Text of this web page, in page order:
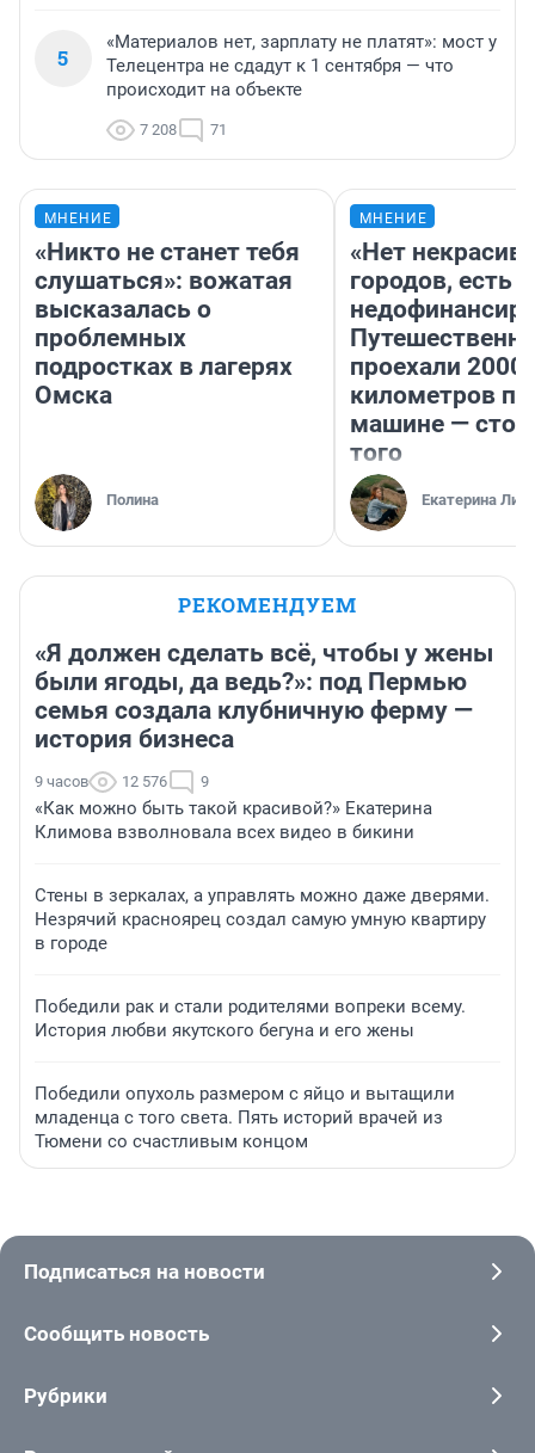
5
«Материалов нет, зарплату не платят»: мост у
Телецентра не сдадут к 1 сентября — что
происходит на объекте
7 208 71
МНЕНИЕ
«Никто не станет тебя
слушаться»: вожатая
высказалась о
проблемных
подростках в лагерях
Омска
Полина
МНЕНИЕ
«Нет
городов, есть
проехали 2000
километров по
машине —
того
Екатерина
РЕКОМЕНДУЕМ
«Я должен сделать всё, чтобы у жены
были ягоды, да ведь?»: под Пермью
семья создала клубничную ферму —
история бизнеса
9 часов 12 576 9
«Как можно быть такой красивой?» Екатерина
Климова взволновала всех видео в бикини
Стены в зеркалах, а управлять можно даже дверями.
Незрячий красноярец создал самую умную квартиру
в городе
Победили рак и стали родителями вопреки всему.
История любви якутского бегуна и его жены
Победили опухоль размером с яйцо и вытащили
младенца с того света. Пять историй врачей из
Тюмени со счастливым концом
Подписаться на новости
Сообщить новость
Рубрики